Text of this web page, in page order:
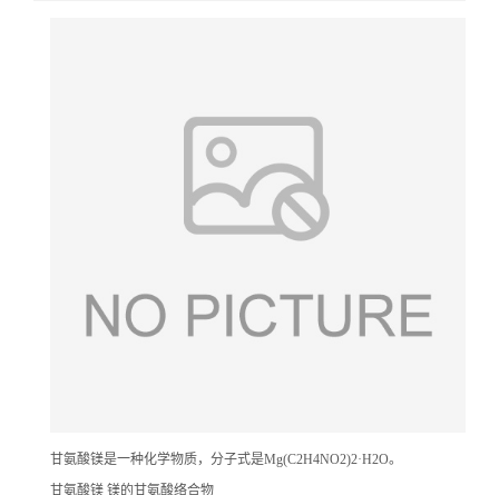
甘氨酸镁是一种化学物质，分子式是Mg(C2H4NO2)2·H2O。
甘氨酸镁 镁的甘氨酸络合物